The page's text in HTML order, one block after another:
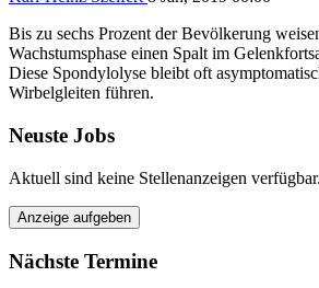
Bis zu sechs Prozent der Bevölkerung
Wachstumsphase einen Spalt im
Diese Spondylolyse bleibt oft
Wirbelgleiten führen.
Neuste Jobs
Aktuell sind keine Stellenanzeigen verfügbar.
Anzeige aufgeben
Nächste Termine